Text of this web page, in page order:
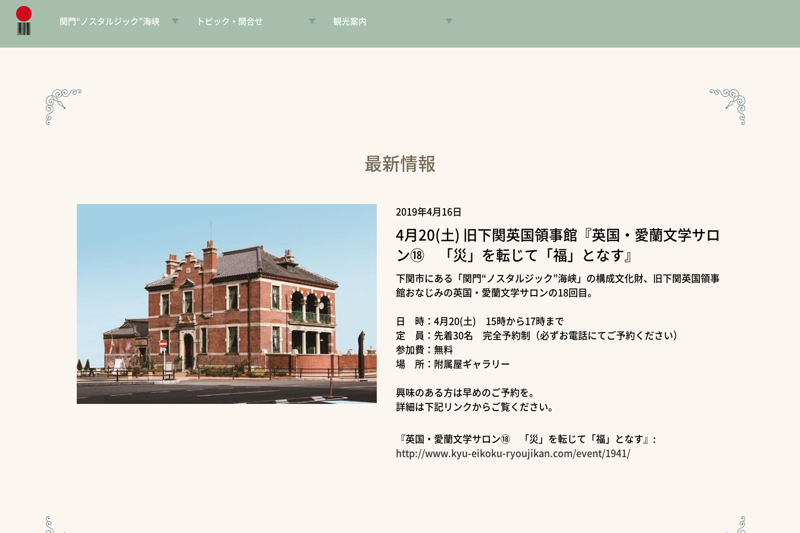
関門“ノスタルジック”海峡
日本遺産とは
トピック・問合せ
お知らせ
観光案内
VR昔旅
最新情報
2019年4月16日
4月20(土) 旧下関英国領事館『英国・愛蘭文学サロ
ン⑱ 「災」を転じて「福」となす』
下関市にある「関門“ノスタルジック”海峡」の構成文化財、旧下関英国領事
館おなじみの英国・愛蘭文学サロンの18回目。
日 時：4月20(土) 15時から17時まで
定 員：先着30名 完全予約制（必ずお電話にてご予約ください）
参加費：無料
場 所：附属屋ギャラリー
興味のある方は早めのご予約を。
詳細は下記リンクからご覧ください。
『英国・愛蘭文学サロン⑱ 「災」を転じて「福」となす』:
http://www.kyu-eikoku-ryoujikan.com/event/1941/